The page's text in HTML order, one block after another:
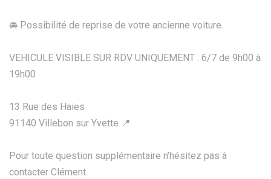
🚘 Possibilité de reprise de votre ancienne voiture.
VEHICULE VISIBLE SUR RDV UNIQUEMENT : 6/7 de 9h00 à
19h00
13 Rue des Haies
91140 Villebon sur Yvette 📍
Pour toute question supplémentaire n’hésitez pas à
contacter Clément